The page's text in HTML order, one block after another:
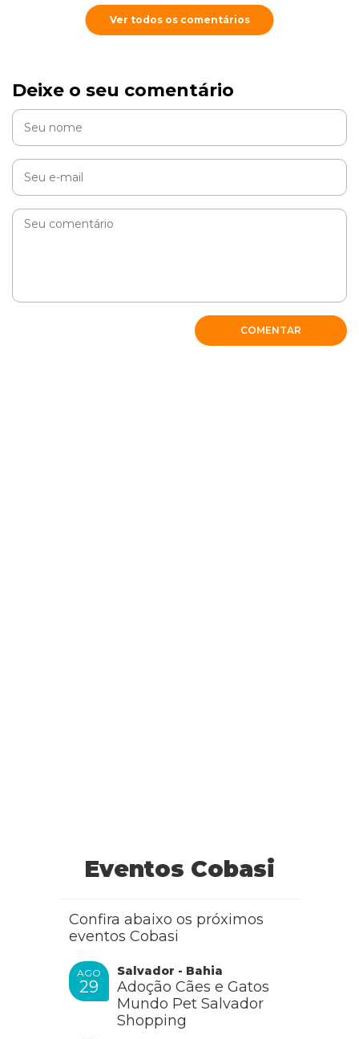
Ver todos os comentários
Deixe o seu comentário
COMENTAR
Eventos Cobasi
Confira abaixo os próximos
eventos Cobasi
AGO
29
Salvador - Bahia
Adoção Cães e Gatos
Mundo Pet Salvador
Shopping